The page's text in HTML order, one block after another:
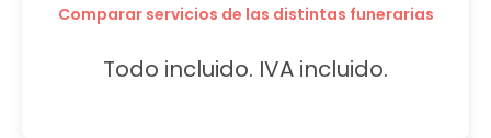
Comparar servicios de las distintas funerarias
Todo incluido. IVA incluido.